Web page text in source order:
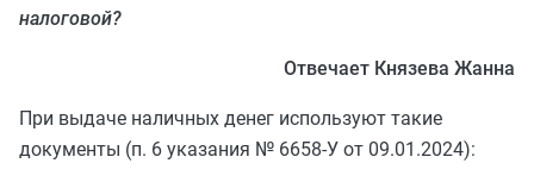
налоговой?
Отвечает Князева Жанна
При выдаче наличных денег используют такие
документы (п. 6 указания № 6658-У от 09.01.2024):